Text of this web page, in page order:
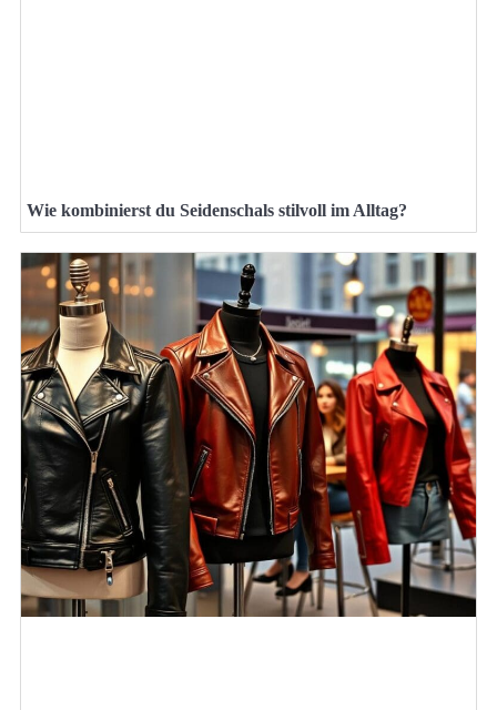
Wie kombinierst du Seidenschals stilvoll im Alltag?